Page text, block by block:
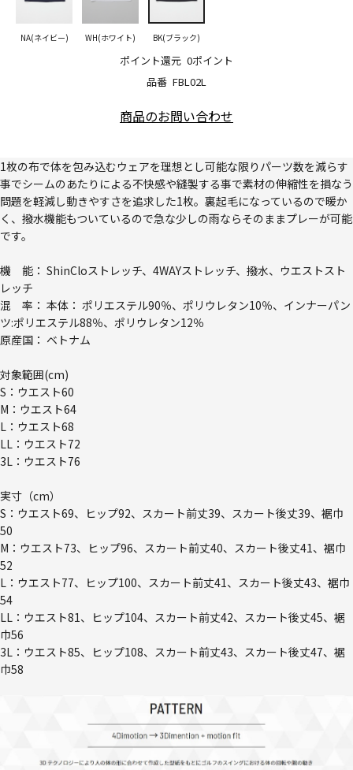
品番 FBL02L
ポイント還元 0ポイント
NA(ネイビー) WH(ホワイト) BK(ブラック)
商品のお問い合わせ
1枚の布で体を包み込むウェアを理想とし可能な限りパーツ数を減らす
事でシームのあたりによる不快感や縫製する事で素材の伸縮性を損なう
問題を軽減し動きやすさを追求した1枚。裏起毛になっているので暖か
く、撥水機能もついているので急な少しの雨ならそのままプレーが可能
です。
機 能： ShinCloストレッチ、4WAYストレッチ、撥水、ウエストスト
レッチ
混 率： 本体： ポリエステル90％、ポリウレタン10％、インナーパン
ツ:ポリエステル88％、ポリウレタン12％
原産国： ベトナム
対象範囲(cm)
S：ウエスト60
M：ウエスト64
L：ウエスト68
LL：ウエスト72
3L：ウエスト76
実寸（cm）
S：ウエスト69、ヒップ92、スカート前丈39、スカート後丈39、裾巾
50
M：ウエスト73、ヒップ96、スカート前丈40、スカート後丈41、裾巾
52
L：ウエスト77、ヒップ100、スカート前丈41、スカート後丈43、裾巾
54
LL：ウエスト81、ヒップ104、スカート前丈42、スカート後丈45、裾
巾56
3L：ウエスト85、ヒップ108、スカート前丈43、スカート後丈47、裾
巾58